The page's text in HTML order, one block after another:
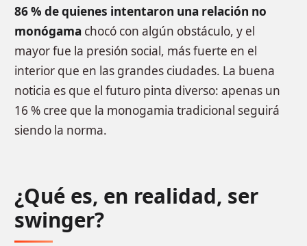
86 % de quienes intentaron una relación no
monógamachocó con algún obstáculo, y el
mayor fue la presión social, más fuerte en el
interior que en las grandes ciudades. La buena
noticia es que el futuro pinta diverso: apenas un
16 % cree que la monogamia tradicional seguirá
siendo la norma.
¿Qué es, en realidad, ser
swinger?